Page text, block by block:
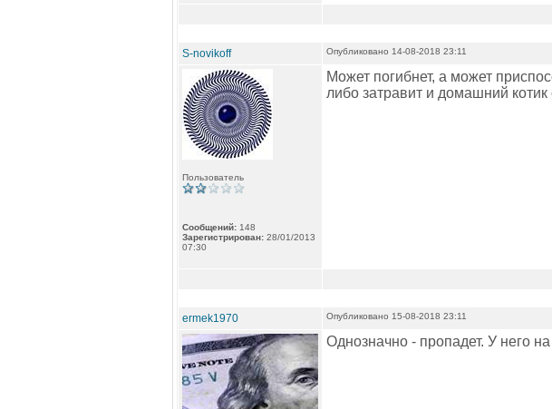
S-novikoff Опубликовано 14-08-2018 23:11
Пользователь
Сообщений: 148
Зарегистрирован: 28/01/2013
07:30
Может погибнет, а может
либо затравит и домашний
ermek1970 Опубликовано 15-08-2018 23:11
Однозначно - пропадет. У него